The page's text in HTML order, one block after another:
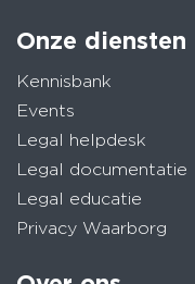
Onze diensten
Kennisbank
Events
Legal helpdesk
Legal documentatie
Legal educatie
Privacy Waarborg